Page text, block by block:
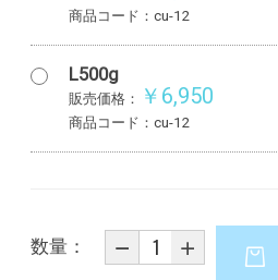
商品コード：cu-12
L500g
販売価格： ￥6,950
商品コード：cu-12
数量：